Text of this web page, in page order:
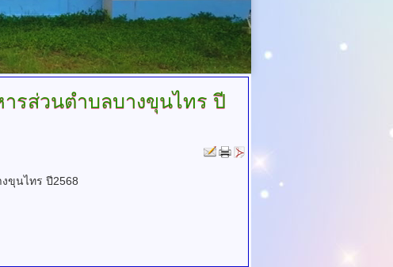
ารส่วนตำบลบางขุนไทร ปี
ขุนไทร ปี2568